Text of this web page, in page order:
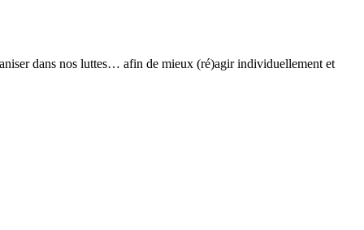
dans nos luttes… afin de mieux (ré)agir individuellement et